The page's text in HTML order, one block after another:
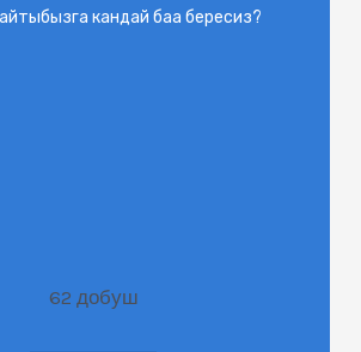
кандай баа бересиз?
62 добуш